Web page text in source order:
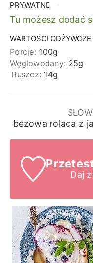
PRYWATNE
Tu możesz dodać
WARTOŚCI ODŻYWCZE
Porcje: 100g
Węglowodany: 25g
Tłuszcz: 14g
bezowa rolada z
Daj